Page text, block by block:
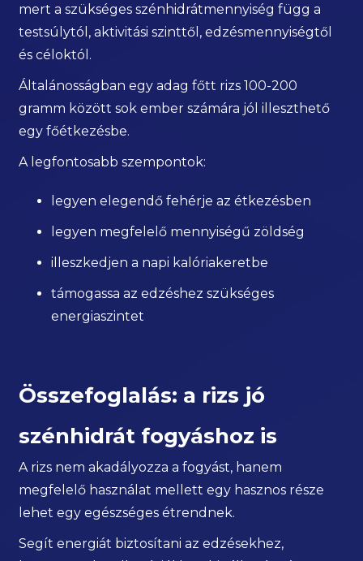
mert a szükséges szénhidrátmennyiség függ a
testsúlytól, aktivitási szinttől, edzésmennyiségtől
és céloktól.
Általánosságban egy adag főtt rizs 100-200
gramm között sok ember számára jól illeszthető
egy főétkezésbe.
A legfontosabb szempontok:
legyen elegendő fehérje az étkezésben
legyen megfelelő mennyiségű zöldség
illeszkedjen a napi kalóriakeretbe
támogassa az edzéshez szükséges
energiaszintet
Összefoglalás: a rizs jó
szénhidrát fogyáshoz is
A rizs nem akadályozza a fogyást, hanem
megfelelő használat mellett egy hasznos része
lehet egy egészséges étrendnek.
Segít energiát biztosítani az edzésekhez,